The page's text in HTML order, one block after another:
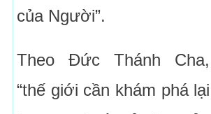
của Người”.
Theo Đức Thánh Cha,
“thế giới cần khám phá lại